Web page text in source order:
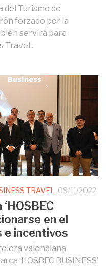
del Turismo de
forzado por la
servirá para
Travel...
TRAVEL 09/11/2022
en el
e incentivos
valenciana
‘HOSBEC BUSINESS’